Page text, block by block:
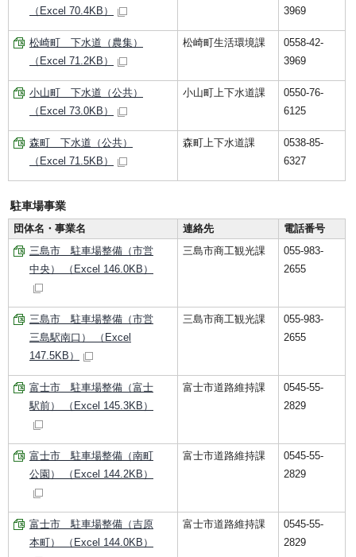
（Excel 70.4KB）
3969
松崎町 下水道（農集）
（Excel 71.2KB）
松崎町生活環境課
0558-42-
3969
小山町 下水道（公共）
（Excel 73.0KB）
小山町上下水道課
0550-76-
6125
森町 下水道（公共）
（Excel 71.5KB）
森町上下水道課
0538-85-
6327
駐車場事業
団体名・事業名
連絡先
電話番号
三島市 駐車場整備（市営
中央） （Excel 146.0KB）
三島市商工観光課
055-983-
2655
三島市 駐車場整備（市営
三島駅南口） （Excel
147.5KB）
三島市商工観光課
055-983-
2655
富士市 駐車場整備（富士
駅前） （Excel 145.3KB）
富士市道路維持課
0545-55-
2829
富士市 駐車場整備（南町
公園） （Excel 144.2KB）
富士市道路維持課
0545-55-
2829
富士市 駐車場整備（吉原
本町） （Excel 144.0KB）
富士市道路維持課
0545-55-
2829